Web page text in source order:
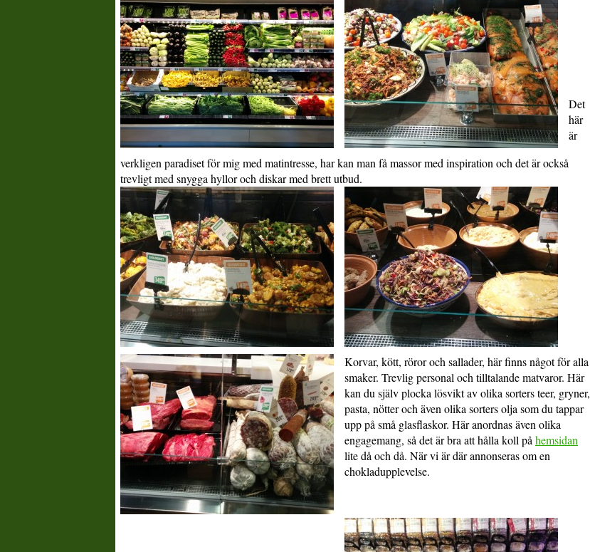
Det
här
är
verkligen paradiset för mig med matintresse, har kan man få massor med inspiration och det är också
trevligt med snygga hyllor och diskar med brett utbud.
Korvar, kött, röror och sallader, här finns något för alla
smaker. Trevlig personal och tilltalande matvaror. Här
kan du själv plocka lösvikt av olika sorters teer, gryner,
pasta, nötter och även olika sorters olja som du tappar
upp på små glasflaskor. Här anordnas även olika
engagemang, så det är bra att hålla koll på hemsidan
lite då och då. När vi är där annonseras om en
chokladupplevelse.